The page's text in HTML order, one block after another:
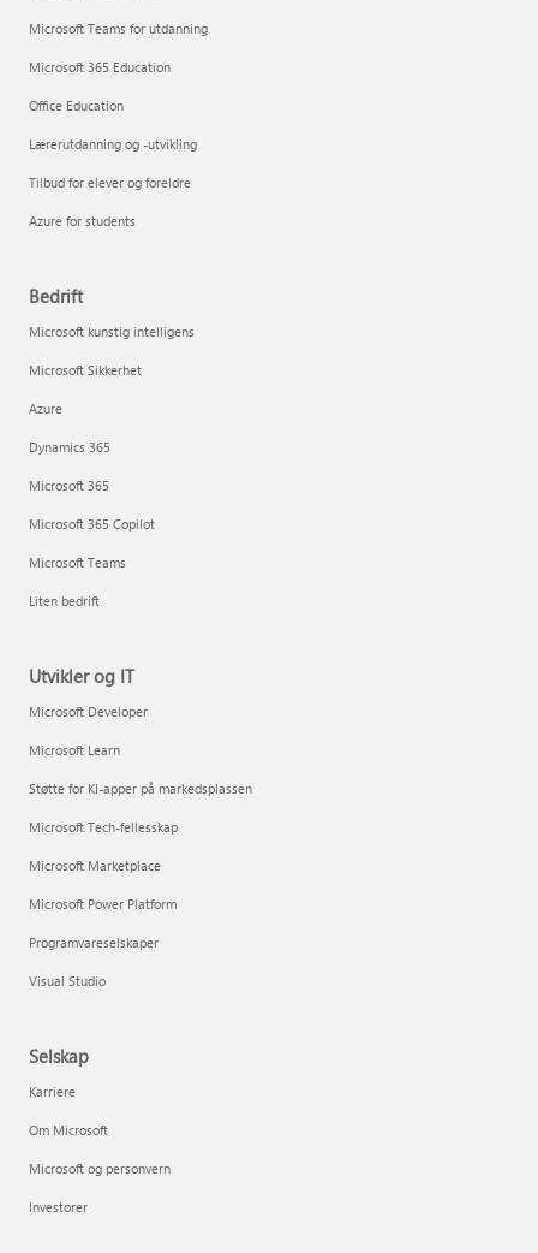
Microsoft Teams for utdanning
Microsoft 365 Education
Office Education
Lærerutdanning og -utvikling
Tilbud for elever og foreldre
Azure for students
Bedrift
Microsoft kunstig intelligens
Microsoft Sikkerhet
Azure
Dynamics 365
Microsoft 365
Microsoft 365 Copilot
Microsoft Teams
Liten bedrift
Utvikler og IT
Microsoft Developer
Microsoft Learn
Støtte for KI-apper på markedsplassen
Microsoft Tech-fellesskap
Microsoft Marketplace
Microsoft Power Platform
Programvareselskaper
Visual Studio
Selskap
Karriere
Om Microsoft
Microsoft og personvern
Investorer